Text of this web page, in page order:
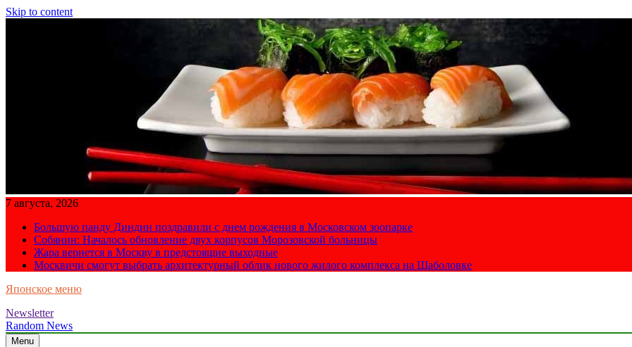
Skip to content
7 августа, 2026
Большую панду Диндин поздравили с днем рождения в Московском зоопарке
Собянин: Началось обновление двух корпусов Морозовской больницы
Жара вернется в Москву в предстоящие выходные
Москвичи смогут выбрать архитектурный облик нового жилого комплекса на Шаболовке
Японское меню
Newsletter
Random News
Menu